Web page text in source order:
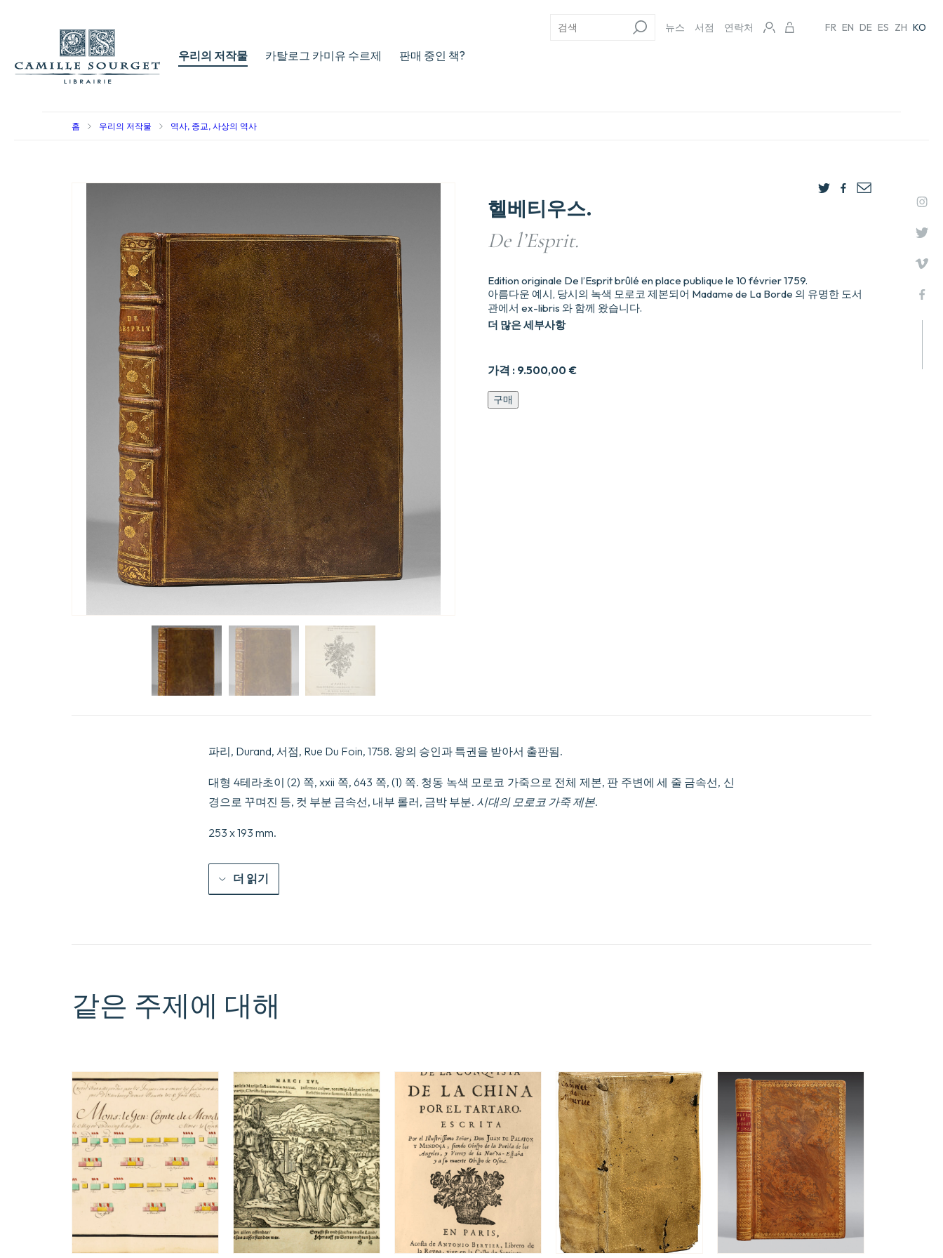
우리의 저작물 카탈로그 카미유 수르제 판매 중인 책?
뉴스 서점 연락처 FR EN DE ES ZH KO
홈 우리의 저작물 역사, 종교, 사상의 역사
헬베티우스.
De l’Esprit.
가격 : 9.500,00 €
Edition originale De l’Esprit brûlé en place publique le 10 février 1759.
아름다운 예시, 당시의 녹색 모로코 제본되어 Madame de La Borde 의 유명한 도서
관에서 ex-libris 와 함께 왔습니다.
더 많은 세부사항
De
l9Esprit.
구매
파리, Durand, 서점, Rue Du Foin, 1758. 왕의 승인과 특권을 받아서 출판됨.
대형 4테라초이 (2) 쪽, xxii 쪽, 643 쪽, (1) 쪽. 청동 녹색 모로코 가죽으로 전체 제본, 판 주변에 세 줄 금속선, 신
경으로 꾸며진 등, 컷 부분 금속선, 내부 롤러, 금박 부분. 시대의 모로코 가죽 제본.
253 x 193 mm.
더 읽기
같은 주제에 대해